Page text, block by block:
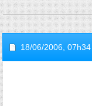
18/06/2006, 07h34